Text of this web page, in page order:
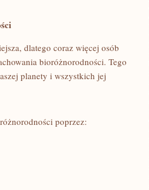
​dlatego ⁣coraz więcej‌ osób
bioróżnorodności.⁢ Tego
planety i wszystkich jej
poprzez: